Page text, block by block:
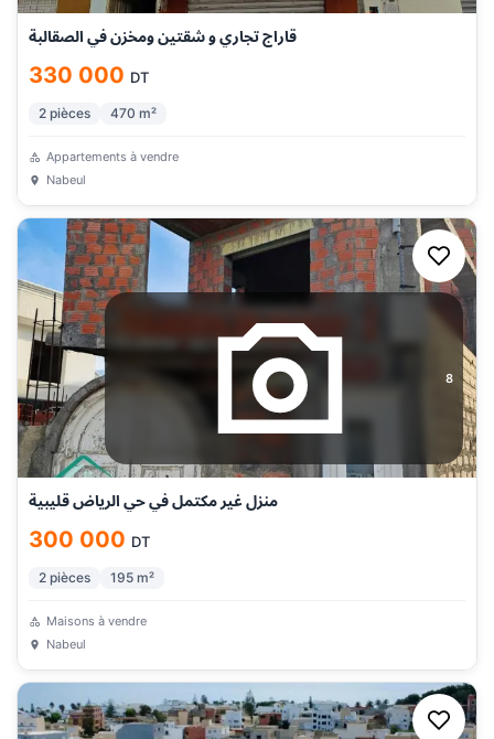
قاراج تجاري و شقتين ومخزن في الصقالبة
330 000 DT
2 pièces 470 m²
Appartements à vendre
Nabeul
8
منزل غير مكتمل في حي الرياض قليبية
300 000 DT
2 pièces 195 m²
Maisons à vendre
Nabeul